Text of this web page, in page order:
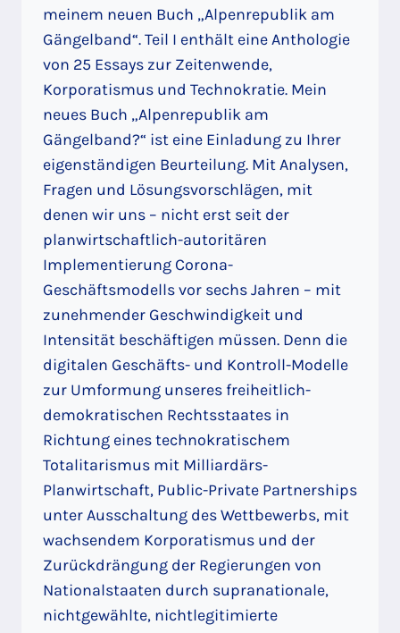
meinem neuen Buch „Alpenrepublik am
Gängelband“. Teil I enthält eine Anthologie
von 25 Essays zur Zeitenwende,
Korporatismus und Technokratie. Mein
neues Buch „Alpenrepublik am
Gängelband?“ ist eine Einladung zu Ihrer
eigenständigen Beurteilung. Mit Analysen,
Fragen und Lösungsvorschlägen, mit
denen wir uns – nicht erst seit der
planwirtschaftlich-autoritären
Implementierung Corona-
Geschäftsmodells vor sechs Jahren – mit
zunehmender Geschwindigkeit und
Intensität beschäftigen müssen. Denn die
digitalen Geschäfts- und Kontroll-Modelle
zur Umformung unseres freiheitlich-
demokratischen Rechtsstaates in
Richtung eines technokratischem
Totalitarismus mit Milliardärs-
Planwirtschaft, Public-Private Partnerships
unter Ausschaltung des Wettbewerbs, mit
wachsendem Korporatismus und der
Zurückdrängung der Regierungen von
Nationalstaaten durch supranationale,
nichtgewählte, nichtlegitimierte